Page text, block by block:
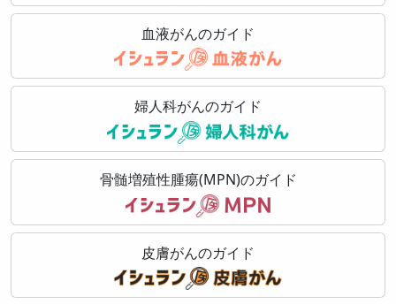
血液がんのガイド
婦人科がんのガイド
骨髄増殖性腫瘍(MPN)のガイド
皮膚がんのガイド